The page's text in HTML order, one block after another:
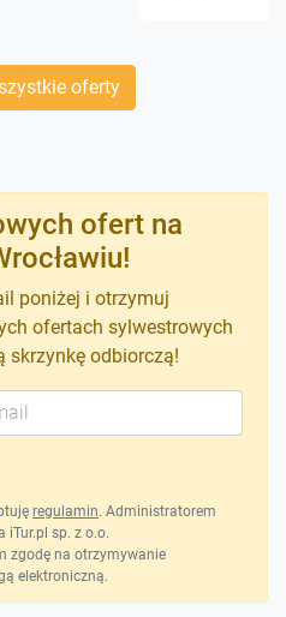
oferty
ofert na
poniżej i otrzymuj
ofertach sylwestrowych
skrzynkę odbiorczą!
regulamin. Administratorem
iTur.pl sp. z o.o.
zgodę na otrzymywanie
elektroniczną.